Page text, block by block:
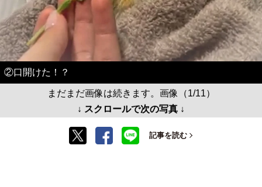
②口開けた！？
まだまだ画像は続きます。画像（1/11）
↓ スクロールで次の写真 ↓
記事を読む